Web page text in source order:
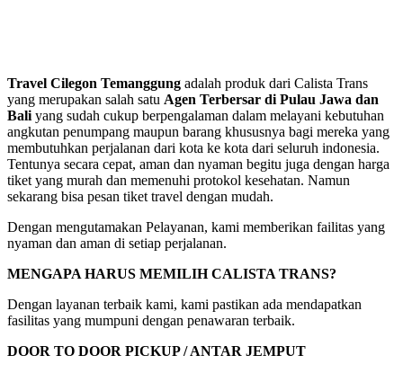
Travel Cilegon Temanggung adalah produk dari Calista Trans
yang merupakan salah satu Agen Terbersar di Pulau Jawa dan
Baliyang sudah cukup berpengalaman dalam melayani kebutuhan
angkutan penumpang maupun barang khususnya bagi mereka yang
membutuhkan perjalanan dari kota ke kota dari seluruh indonesia.
Tentunya secara cepat, aman dan nyaman begitu juga dengan harga
tiket yang murah dan memenuhi protokol kesehatan. Namun
sekarang bisa pesan tiket travel dengan mudah.
Dengan mengutamakan Pelayanan, kami memberikan failitas yang
nyaman dan aman di setiap perjalanan.
MENGAPA HARUS MEMILIH CALISTA TRANS?
Dengan layanan terbaik kami, kami pastikan ada mendapatkan
fasilitas yang mumpuni dengan penawaran terbaik.
DOOR TO DOOR PICKUP / ANTAR JEMPUT